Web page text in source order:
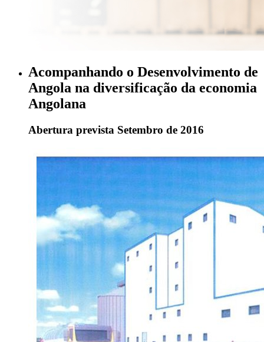
Acompanhando o Desenvolvimento de
Angola na diversificação da economia
Angolana
Abertura prevista Setembro de 2016